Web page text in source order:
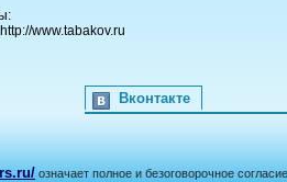
www.tabakov.ru
Вконтакте
означает полное и безоговорочное